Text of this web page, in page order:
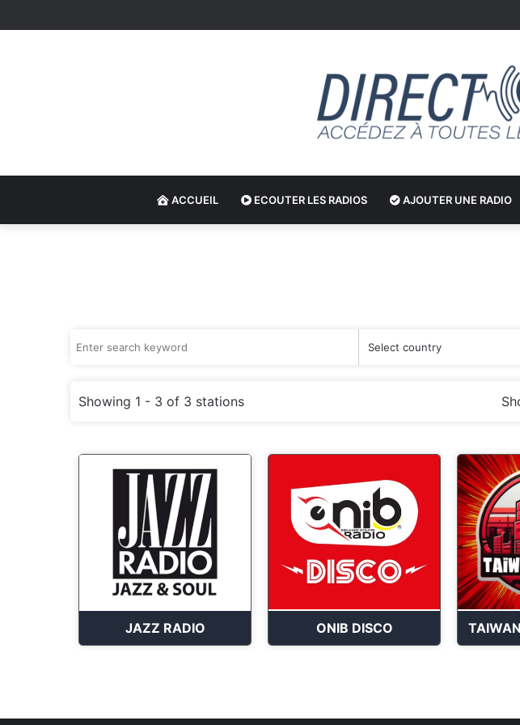
ACCUEIL ECOUTER LES RADIOS AJOUTER UNE RADIO
Showing 1 - 3 of 3 stations
JAZZ RADIO ONIB DISCO